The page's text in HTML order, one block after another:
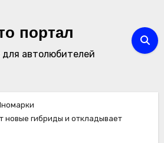
портал
для автолюбителей
новые гибриды и откладывает